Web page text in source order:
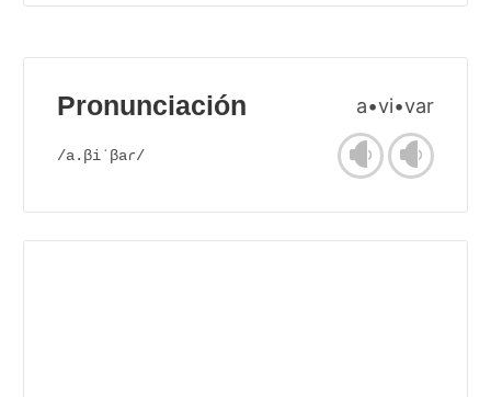
Pronunciación a•vi•var
/a.βiˈβaɾ/